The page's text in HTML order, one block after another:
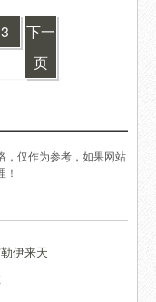
3
下一
页
，仅作为参考，如果网站
伊来天